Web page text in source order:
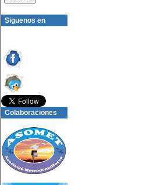
Siguenos en
Colaboraciones